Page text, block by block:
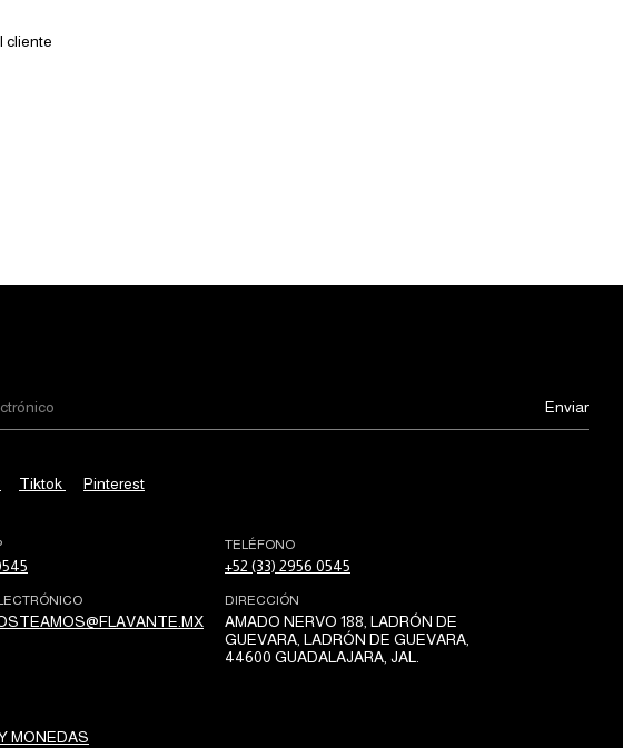
cliente
Tiktok Pinterest
TELÉFONO
+52 (33) 2956 0545
DIRECCIÓN
AMADO NERVO 188, LADRÓN DE
GUEVARA, LADRÓN DE GUEVARA,
44600 GUADALAJARA, JAL.
MONEDAS